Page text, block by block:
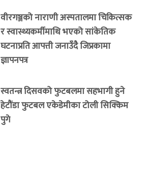
वीरगञ्जको नाराणी अस्पतालमा चिकित्सक
र स्वास्थ्यकर्मीमाथि भएको सांकेतिक
घटनाप्रति आपत्ती जनाउँदै जिप्रकामा
ज्ञापनपत्र
स्वतन्त्र दिसवको फुटबलमा सहभागी हुने
हेटौंडा फुटबल एकेडेमीका टोली सिक्किम
पुगे